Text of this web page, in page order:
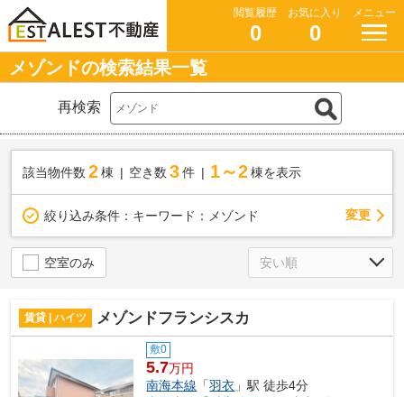
閲覧履歴
0
お気に入り
0
メニュー
メゾンドの検索結果一覧
再検索
該当物件数 2棟 空き数 3 件 1～2 棟を表示
絞り込み条件： キーワード：メゾンド 変更
空室のみ
賃貸 | ハイツ メゾンドフランシスカ
敷0
5.7万円
南海本線 「羽衣 」駅 徒歩4分